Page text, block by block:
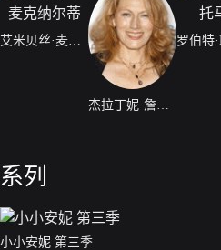
艾米贝丝·麦克纳尔蒂
系列
小小安妮 第三季